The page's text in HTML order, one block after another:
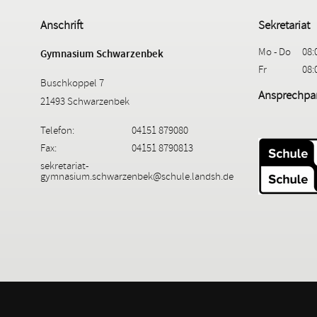
Anschrift
Gymnasium Schwarzenbek
Buschkoppel 7
21493 Schwarzenbek
Telefon:
04151 879080
Fax:
04151 8790813
sekretariat-
gymnasium.schwarzenbek@schule.landsh.de
Sekretariat
Mo - Do
Fr